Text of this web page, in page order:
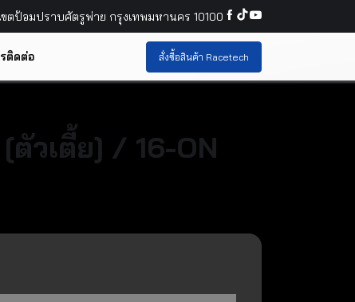
ตป้อมปราบศัตรูพ่าย กรุงเทพมหานคร 10100
ติดต่อ สั่งซื้อสินค้า Racetech
[ตัวเตี้ย] / 16-ON